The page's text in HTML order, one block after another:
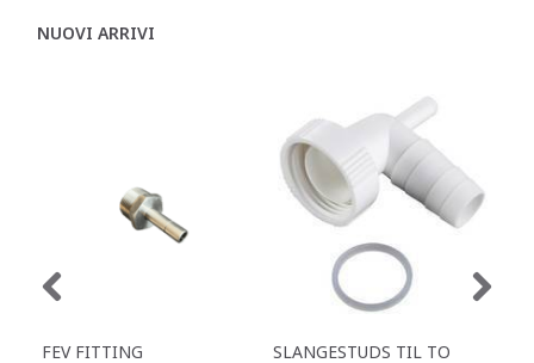
NUOVI ARRIVI
FEV FITTING
SLANGESTUDS TIL TO